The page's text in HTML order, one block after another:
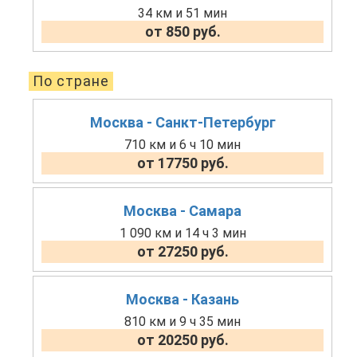
34 км и 51 мин
от 850 руб.
По стране
Москва - Санкт-Петербург
710 км и 6 ч 10 мин
от 17750 руб.
Москва - Самара
1 090 км и 14 ч 3 мин
от 27250 руб.
Москва - Казань
810 км и 9 ч 35 мин
от 20250 руб.